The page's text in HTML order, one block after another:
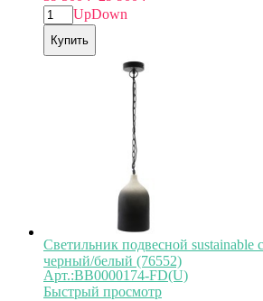
UpDown
Купить
Светильник подвесной sustainable
черный/белый (76552)
Арт.:BB0000174-FD(U)
Быстрый просмотр